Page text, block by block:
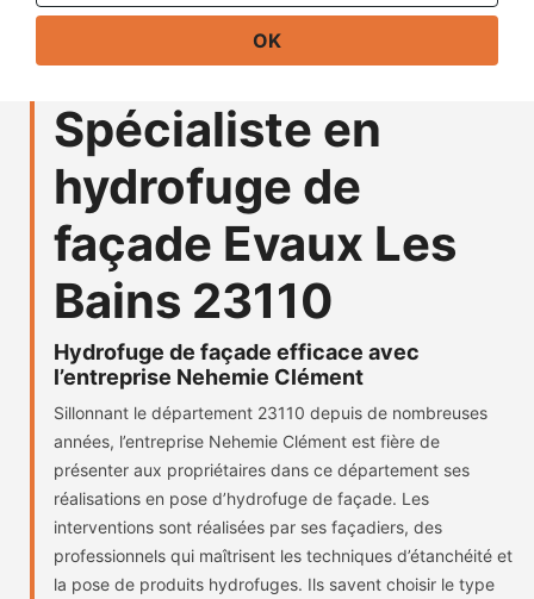
Spécialiste en
hydrofuge de
façade Evaux Les
Bains 23110
Hydrofuge de façade efficace avec
l’entreprise Nehemie Clément
Sillonnant le département 23110 depuis de nombreuses
années, l’entreprise Nehemie Clément est fière de
présenter aux propriétaires dans ce département ses
réalisations en pose d’hydrofuge de façade. Les
interventions sont réalisées par ses façadiers, des
professionnels qui maîtrisent les techniques d’étanchéité et
la pose de produits hydrofuges. Ils savent choisir le type